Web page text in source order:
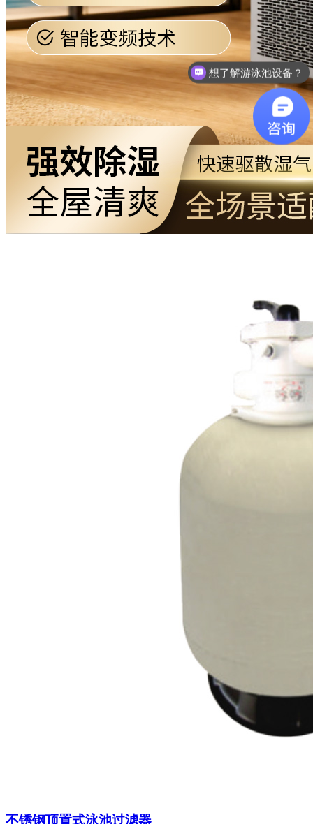
不锈钢顶置式泳池过滤器
想了解游泳池设备？
咨询泳池设备价格